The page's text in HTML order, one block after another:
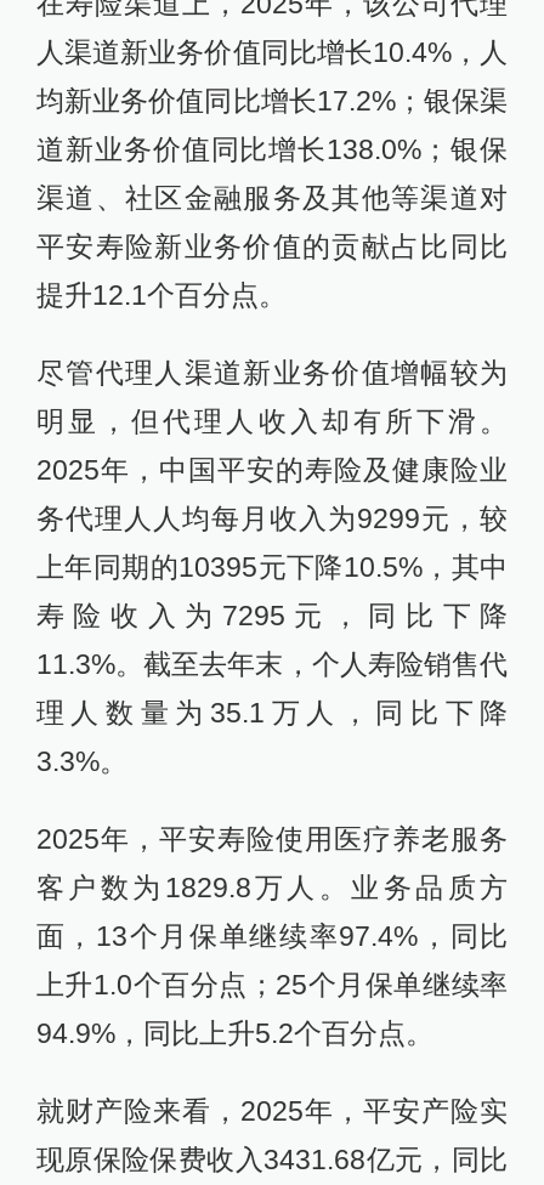
人渠道新业务价值同比增长10.4%，人
均新业务价值同比增长17.2%；银保渠
道新业务价值同比增长138.0%；银保
渠道、社区金融服务及其他等渠道对
平安寿险新业务价值的贡献占比同比
提升12.1个百分点。
尽管代理人渠道新业务价值增幅较为
明显，但代理人收入却有所下滑。
2025年，中国平安的寿险及健康险业
务代理人人均每月收入为9299元，较
上年同期的10395元下降10.5%，其中
寿险收入为7295元，同比下降
11.3%。截至去年末，个人寿险销售代
理人数量为35.1万人，同比下降
3.3%。
2025年，平安寿险使用医疗养老服务
客户数为1829.8万人。业务品质方
面，13个月保单继续率97.4%，同比
上升1.0个百分点；25个月保单继续率
94.9%，同比上升5.2个百分点。
就财产险来看，2025年，平安产险实
现原保险保费收入3431.68亿元，同比